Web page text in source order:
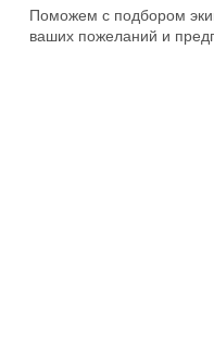
Поможем с подбором
ваших пожеланий и